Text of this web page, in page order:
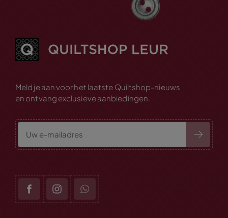
Meld je aan voor het laatste Quiltshop-nieuws
en ontvang exclusieve aanbiedingen.